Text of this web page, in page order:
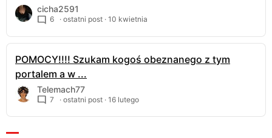
cicha2591
6 · ostatni post · 10 kwietnia
POMOCY!!!! Szukam kogoś obeznanego z tym
portalem a w ...
Telemach77
7 · ostatni post · 16 lutego